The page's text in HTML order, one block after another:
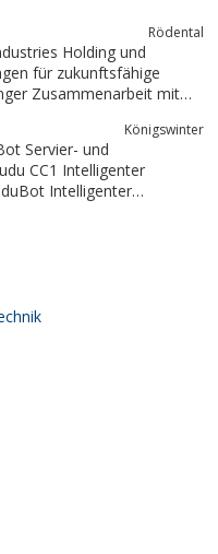
Rödental
Holding und
für zukunftsfähige
Zusammenarbeit mit
Königswinter
Servier- und
CC1 Intelligenter
Intelligenter